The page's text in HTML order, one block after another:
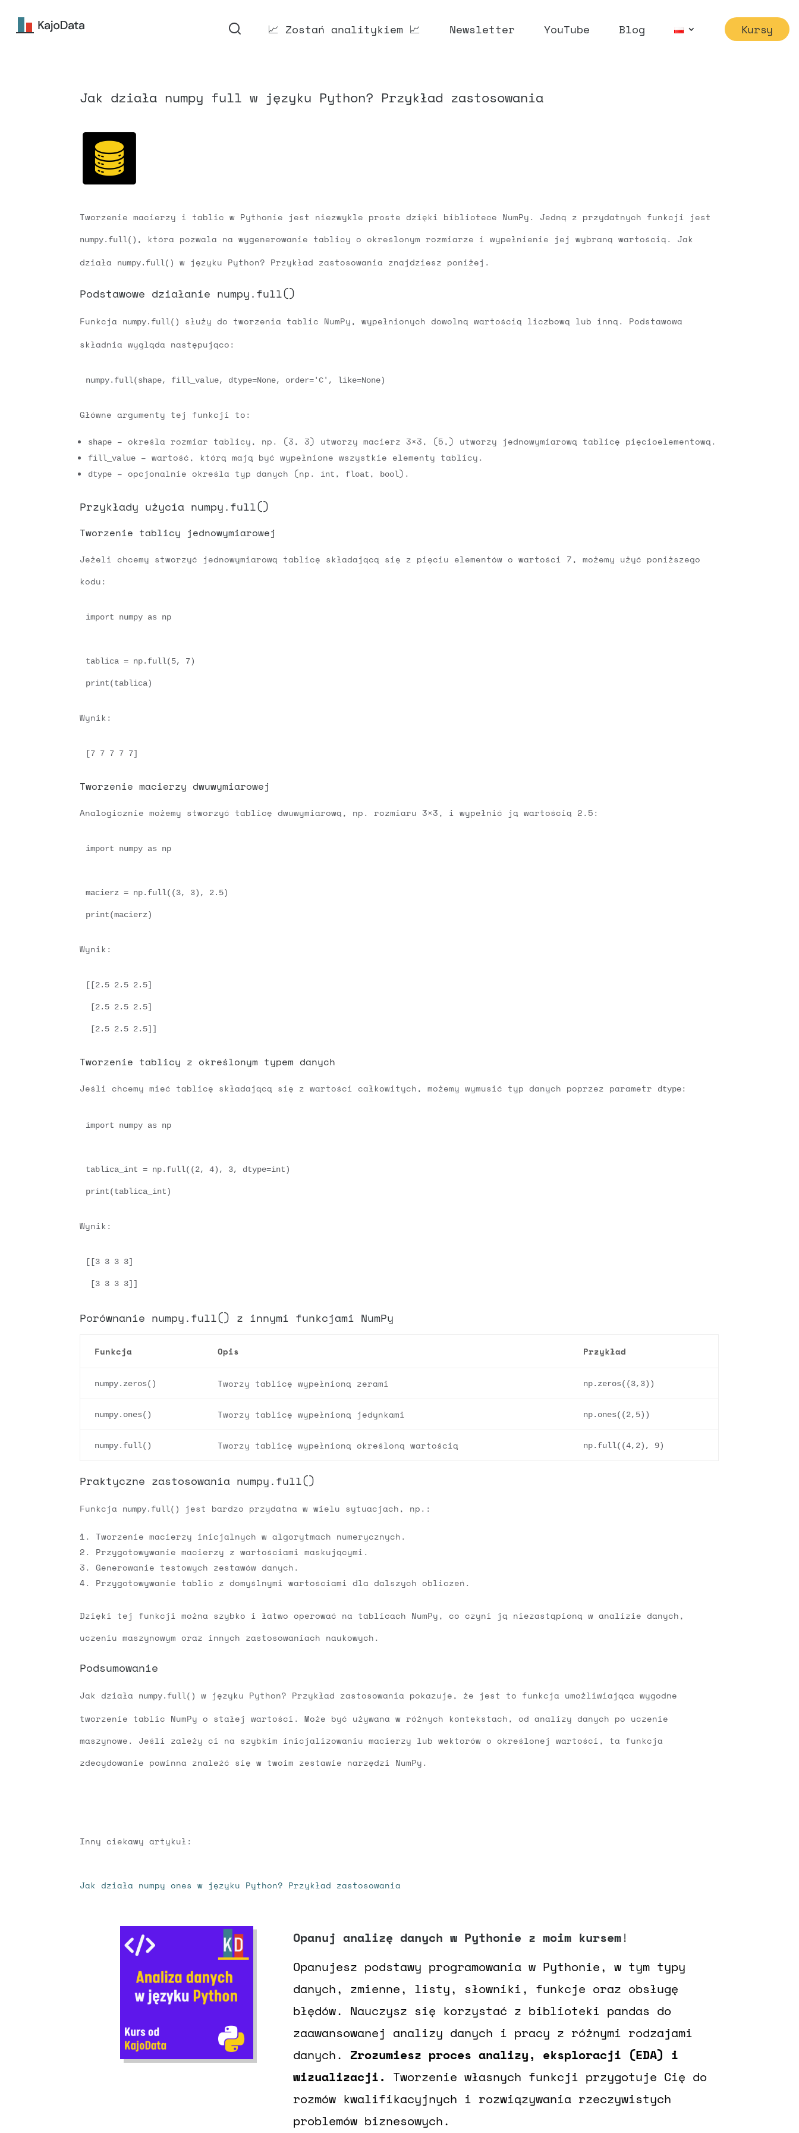
📈 Zostań analitykiem 📈 Newsletter YouTube Blog Kursy
Jak działa numpy full w języku Python? Przykład zastosowania
Tworzenie macierzy i tablic w Pythonie jest niezwykle proste dzięki bibliotece NumPy. Jedną z przydatnych funkcji jest
numpy.full() , która pozwala na wygenerowanie tablicy o określonym rozmiarze i wypełnienie jej wybraną wartością. Jak
działa
numpy.full() w języku Python? Przykład zastosowania znajdziesz poniżej.
Podstawowe działanie numpy.full()
Funkcja numpy.full()
służy do tworzenia tablic NumPy, wypełnionych dowolną wartością liczbową lub inną. Podstawowa
składnia wygląda następująco:
numpy.full(shape, fill_value, dtype=None, order='C', like=None)
Główne argumenty tej funkcji to:
shape – określa rozmiar tablicy, np. (3, 3) utworzy macierz 3×3, (5,) utworzy jednowymiarową tablicę pięcioelementową.
fill_value – wartość, którą mają być wypełnione wszystkie elementy tablicy.
dtype – opcjonalnie określa typ danych (np. int , float , bool).
Przykłady użycia numpy.full()
Tworzenie tablicy jednowymiarowej
Jeżeli chcemy stworzyć jednowymiarową tablicę składającą się z pięciu elementów o wartości 7, możemy użyć poniższego
kodu:
import numpy as np
tablica = np.full(5, 7)
print(tablica)
Wynik:
[7 7 7 7 7]
Tworzenie macierzy dwuwymiarowej
Analogicznie możemy stworzyć tablicę dwuwymiarową, np. rozmiaru 3×3, i wypełnić ją wartością 2.5:
import numpy as np
macierz = np.full((3, 3), 2.5)
print(macierz)
Wynik:
[[2.5 2.5 2.5]
[2.5 2.5 2.5]
[2.5 2.5 2.5]]
Tworzenie tablicy z określonym typem danych
Jeśli chcemy mieć tablicę składającą się z wartości całkowitych, możemy wymusić typ danych poprzez parametr dtype:
import numpy as np
tablica_int = np.full((2, 4), 3, dtype=int)
print(tablica_int)
Wynik:
[[3 3 3 3]
[3 3 3 3]]
Porównanie numpy.full() z innymi funkcjami NumPy
Funkcja Opis Przykład
numpy.zeros() Tworzy tablicę wypełnioną zerami np.zeros((3,3))
numpy.ones() Tworzy tablicę wypełnioną jedynkami np.ones((2,5))
numpy.full() Tworzy tablicę wypełnioną określoną wartością np.full((4,2), 9)
Praktyczne zastosowania numpy.full()
Funkcja numpy.full() jest bardzo przydatna w wielu sytuacjach, np.:
Tworzenie macierzy inicjalnych w algorytmach numerycznych.
Przygotowywanie macierzy z wartościami maskującymi.
Generowanie testowych zestawów danych.
Przygotowywanie tablic z domyślnymi wartościami dla dalszych obliczeń.
Dzięki tej funkcji można szybko i łatwo operować na tablicach NumPy, co czyni ją niezastąpioną w analizie danych,
uczeniu maszynowym oraz innych zastosowaniach naukowych.
Podsumowanie
Jak działa numpy.full()
w języku Python? Przykład zastosowania pokazuje, że jest to funkcja umożliwiająca wygodne
tworzenie tablic NumPy o stałej wartości. Może być używana w różnych kontekstach, od analizy danych po uczenie
maszynowe. Jeśli zależy ci na szybkim inicjalizowaniu macierzy lub wektorów o określonej wartości, ta funkcja
zdecydowanie powinna znaleźć się w twoim zestawie narzędzi NumPy.
Inny ciekawy artykuł:
Jak działa numpy ones w języku Python? Przykład zastosowania
Opanuj analizę danych w Pythonie z moim kursem!
Opanujesz podstawy programowania w Pythonie, w tym typy
danych, zmienne, listy, słowniki, funkcje oraz obsługę
błędów. Nauczysz się korzystać z biblioteki pandas do
zaawansowanej analizy danych i pracy z różnymi rodzajami
danych. Zrozumiesz proces analizy, eksploracji (EDA) i
wizualizacji. Tworzenie własnych funkcji przygotuje Cię do
rozmów kwalifikacyjnych i rozwiązywania rzeczywistych
problemów biznesowych.